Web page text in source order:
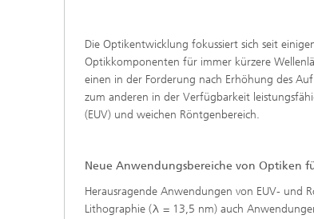
Die Optikentwicklung fokussiert sich seit
Optikkomponenten für immer kürzere
einen in der Forderung nach Erhöhung des
zum anderen in der Verfügbarkeit
(EUV) und weichen Röntgenbereich.
Neue Anwendungsbereiche von Optiken
Herausragende Anwendungen von EUV- und
Lithographie (λ = 13,5 nm) auch